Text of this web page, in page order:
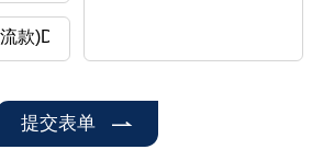
提交表单